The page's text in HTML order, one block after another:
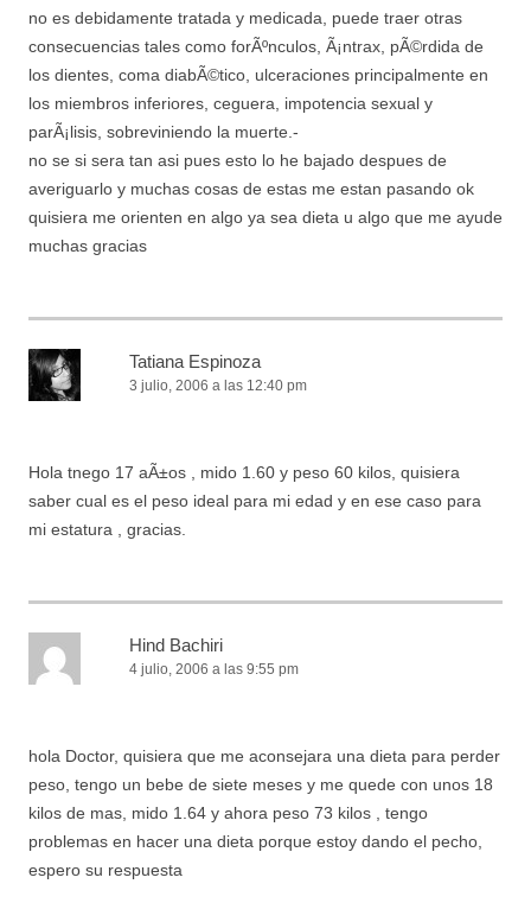
no es debidamente tratada y medicada, puede traer otras
consecuencias tales como forÃºnculos, Ã¡ntrax, pÃ©rdida de
los dientes, coma diabÃ©tico, ulceraciones principalmente en
los miembros inferiores, ceguera, impotencia sexual y
parÃ¡lisis, sobreviniendo la muerte.-
no se si sera tan asi pues esto lo he bajado despues de
averiguarlo y muchas cosas de estas me estan pasando ok
quisiera me orienten en algo ya sea dieta u algo que me ayude
muchas gracias
Tatiana Espinoza
3 julio, 2006 a las 12:40 pm
Hola tnego 17 aÃ±os , mido 1.60 y peso 60 kilos, quisiera
saber cual es el peso ideal para mi edad y en ese caso para
mi estatura , gracias.
Hind Bachiri
4 julio, 2006 a las 9:55 pm
hola Doctor, quisiera que me aconsejara una dieta para perder
peso, tengo un bebe de siete meses y me quede con unos 18
kilos de mas, mido 1.64 y ahora peso 73 kilos , tengo
problemas en hacer una dieta porque estoy dando el pecho,
espero su respuesta